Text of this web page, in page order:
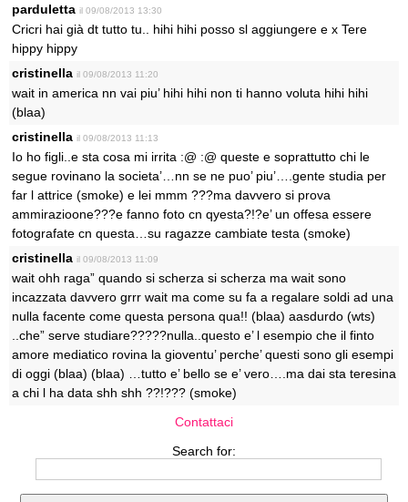
parduletta il 09/08/2013 13:30
Cricri hai già dt tutto tu.. hihi hihi posso sl aggiungere e x Tere
hippy hippy
cristinella il 09/08/2013 11:20
wait in america nn vai piu’ hihi hihi non ti hanno voluta hihi hihi
(blaa)
cristinella il 09/08/2013 11:13
Io ho figli..e sta cosa mi irrita :@ :@ queste e soprattutto chi le
segue rovinano la societa’…nn se ne puo’ piu’….gente studia per
far l attrice (smoke) e lei mmm ???ma davvero si prova
ammirazioone???e fanno foto cn qyesta?!?e’ un offesa essere
fotografate cn questa…su ragazze cambiate testa (smoke)
cristinella il 09/08/2013 11:09
wait ohh raga” quando si scherza si scherza ma wait sono
incazzata davvero grrr wait ma come su fa a regalare soldi ad una
nulla facente come questa persona qua!! (blaa) aasdurdo (wts)
..che” serve studiare?????nulla..questo e’ l esempio che il finto
amore mediatico rovina la gioventu’ perche’ questi sono gli esempi
di oggi (blaa) (blaa) …tutto e’ bello se e’ vero….ma dai sta teresina
a chi l ha data shh shh ??!??? (smoke)
Contattaci
Search for: